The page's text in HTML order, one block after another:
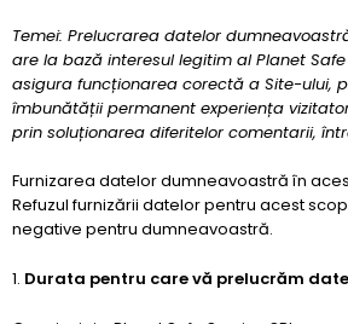
Temei: Prelucrarea datelor
are la bază interesul legitim al Planet Safe
asigura funcționarea corectă a Site-ului,
îmbunătății permanent experiența
prin soluționarea diferitelor comentarii,
Furnizarea datelor dumneavoastră în
Refuzul furnizării datelor pentru acest
negative pentru dumneavoastră.
Durata pentru care vă prelucrăm